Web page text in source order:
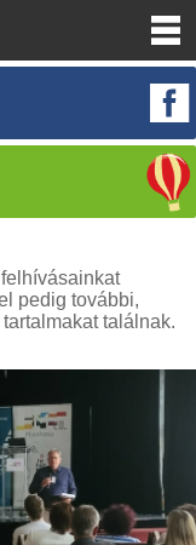
pedig további,
találnak.